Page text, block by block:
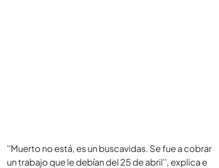
''Muerto no está, es un buscavidas. Se fue a cobrar
un trabajo que le debían del 25 de abril'', explica e